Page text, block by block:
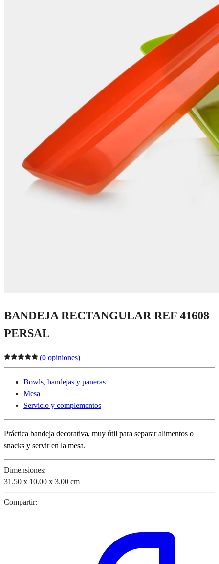
BANDEJA RECTANGULAR REF 41608
PERSAL
(0 opiniones)
Bowls, bandejas y paneras
Mesa
Servicio y complementos
Práctica bandeja decorativa, muy útil para separar alimentos o
snacks y servir en la mesa.
Dimensiones:
31.50 x 10.00 x 3.00 cm
Compartir: